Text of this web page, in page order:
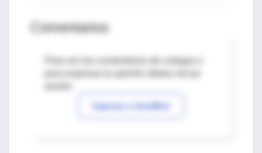
Comentarios
Para ver los comentarios de colegas o
Ingresar a IntraMed